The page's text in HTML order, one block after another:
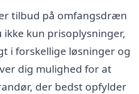
tilbud på omfangsdræn
ikke kun prisoplysninger,
i forskellige løsninger og
dig mulighed for at
der bedst opfylder